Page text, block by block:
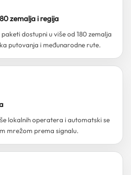
zemalja i regija
dostupni u više od 180 zemalja
putovanja i međunarodne rute.
lokalnih operatera i automatski se
mrežom prema signalu.